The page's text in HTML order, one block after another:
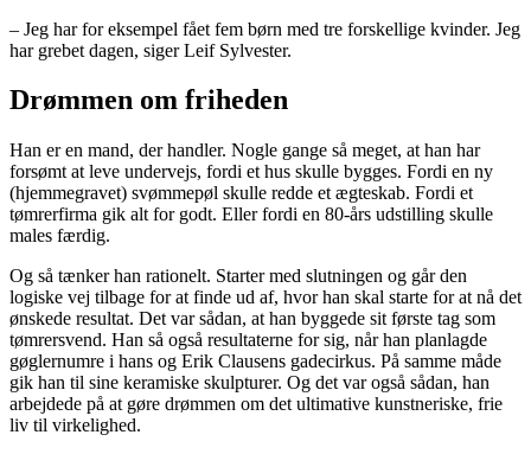
– Jeg har for eksempel fået fem børn med tre forskellige kvinder. Jeg
har grebet dagen, siger Leif Sylvester.
Drømmen om friheden
Han er en mand, der handler. Nogle gange så meget, at han har
forsømt at leve undervejs, fordi et hus skulle bygges. Fordi en ny
(hjemmegravet) svømmepøl skulle redde et ægteskab. Fordi et
tømrerfirma gik alt for godt. Eller fordi en 80-års udstilling skulle
males færdig.
Og så tænker han rationelt. Starter med slutningen og går den
logiske vej tilbage for at finde ud af, hvor han skal starte for at nå det
ønskede resultat. Det var sådan, at han byggede sit første tag som
tømrersvend. Han så også resultaterne for sig, når han planlagde
gøglernumre i hans og Erik Clausens gadecirkus. På samme måde
gik han til sine keramiske skulpturer. Og det var også sådan, han
arbejdede på at gøre drømmen om det ultimative kunstneriske, frie
liv til virkelighed.